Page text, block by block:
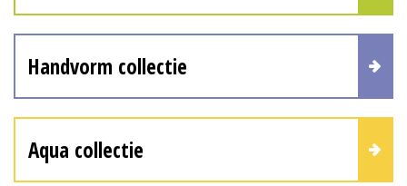
Handvorm collectie
Aqua collectie